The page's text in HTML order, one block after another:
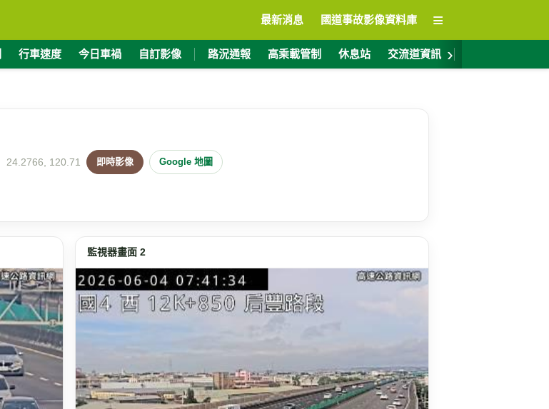
最新消息 國道事故影像資料庫 ≡
行車速度 今日車禍 自訂影像 路況通報 高乘載管制 休息站 交流道資訊 ›
24.2766, 120.71 即時影像 Google 地圖
監視器畫面 2